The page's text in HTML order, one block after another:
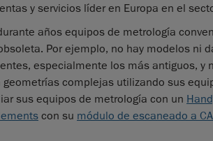
y servicios líder en Europa en el
años equipos de metrología
Por ejemplo, no hay modelos ni
especialmente los más antiguos, y
complejas utilizando sus
sus equipos de metrología con un
con su módulo de escaneado a